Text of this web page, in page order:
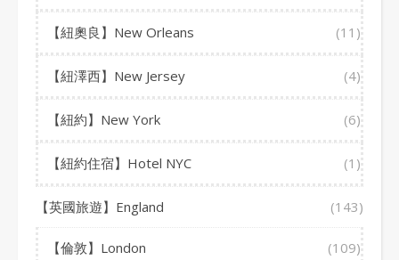
【紐奧良】New Orleans (11)
【紐澤西】New Jersey (4)
【紐約】New York (6)
【紐約住宿】Hotel NYC (1)
【英國旅遊】England (143)
【倫敦】London (109)